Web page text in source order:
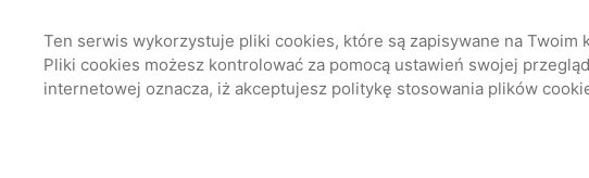
Ten serwis wykorzystuje pliki cookies, które są zapisywane na
Pliki cookies możesz kontrolować za pomocą ustawień swojej
internetowej oznacza, iż akceptujesz politykę stosowania plików